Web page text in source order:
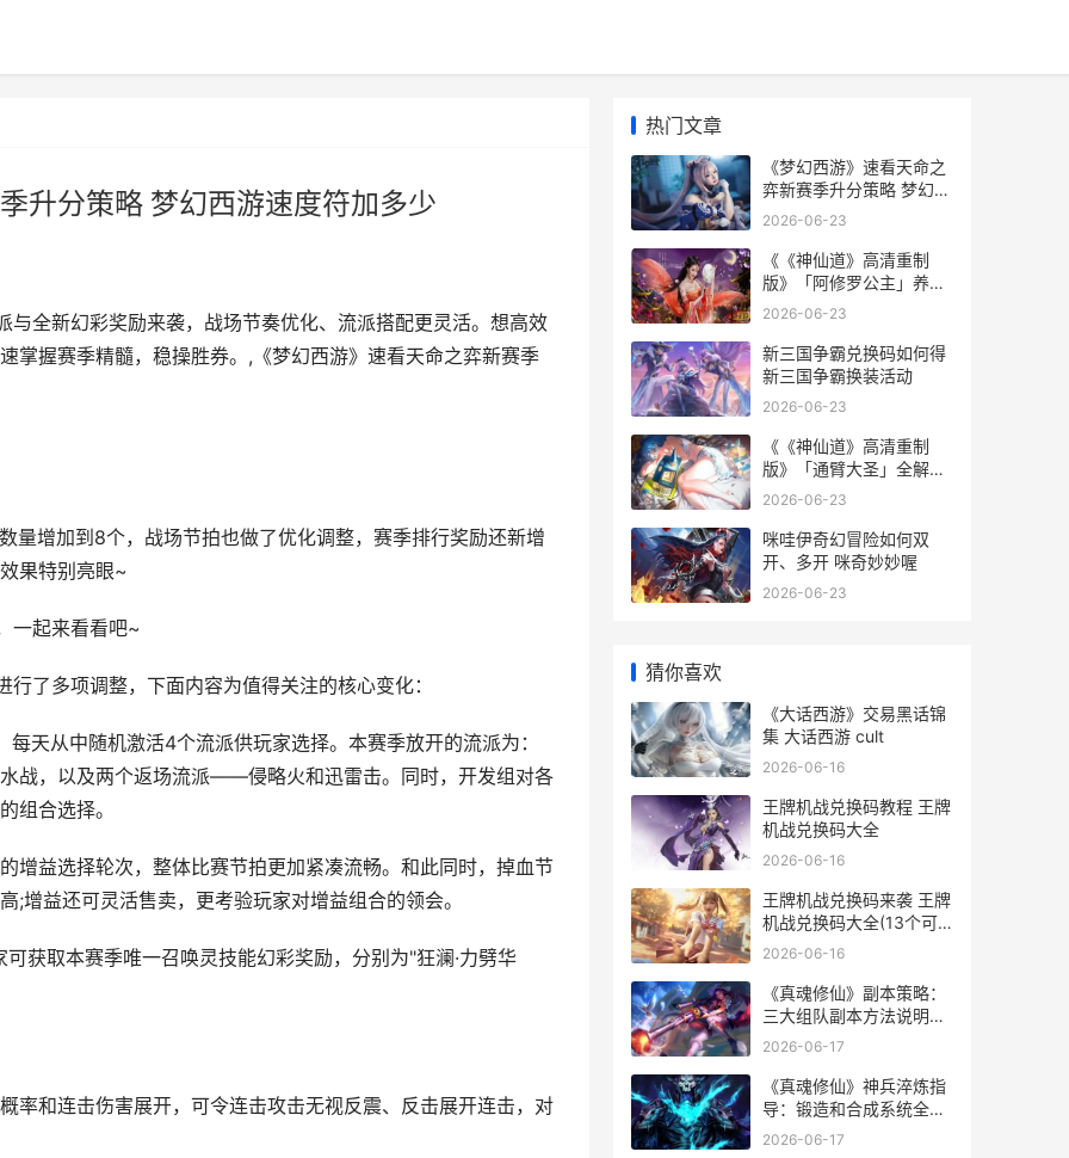
升分策略 梦幻西游速度符加多少
与全新幻彩奖励来袭，战场节奏优化、流派搭配更灵活。想高效
掌握赛季精髓，稳操胜券。,《梦幻西游》速看天命之弈新赛季
增加到8个，战场节拍也做了优化调整，赛季排行奖励还新增
果特别亮眼~
起来看看吧~
多项调整，下面内容为值得关注的核心变化：
从中随机激活4个流派供玩家选择。本赛季放开的流派为：
战，以及两个返场流派——侵略火和迅雷击。同时，开发组对各
组合选择。
益选择轮次，整体比赛节拍更加紧凑流畅。和此同时，掉血节
增益还可灵活售卖，更考验玩家对增益组合的领会。
取本赛季唯一召唤灵技能幻彩奖励，分别为"狂澜·力劈华
和连击伤害展开，可令连击攻击无视反震、反击展开连击，对
热门文章
《梦幻西游》速看天命之
弈新赛季升分策略 梦幻西
游速度符加多少
2026-06-23
《《神仙道》高清重制
版》「阿修罗公主」养成
给策略 神仙道高清重制版
2026-06-23
新三国争霸兑换码如何得
新三国争霸换装活动
2026-06-23
《《神仙道》高清重制
版》「通臂大圣」全解析
神仙高道传
2026-06-23
咪哇伊奇幻冒险如何双
开、多开 咪奇妙妙喔
2026-06-23
猜你喜欢
《大话西游》交易黑话锦
集 大话西游 cult
2026-06-16
王牌机战兑换码教程 王牌
机战兑换码大全
2026-06-16
王牌机战兑换码来袭 王牌
机战兑换码大全(13个可
用礼包码)
2026-06-16
《真魂修仙》副本策略：
三大组队副本方法说明
《真魂修仙》副本攻略
2026-06-17
《真魂修仙》神兵淬炼指
导：锻造和合成系统全解
析 真魂真魄
2026-06-17